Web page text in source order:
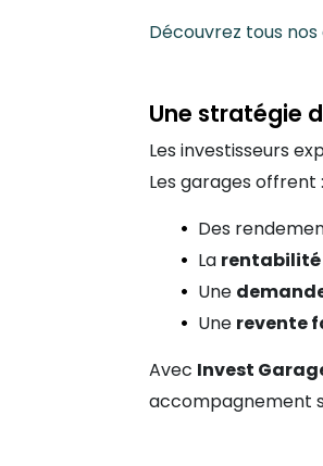
Découvrez tous
Une stratégie
Les investisseurs
Les garages offrent :
Des
La rentabilité
Une
Une revente
Avec Invest
accompagnement